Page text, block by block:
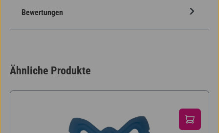
Bewertungen
Ähnliche Produkte